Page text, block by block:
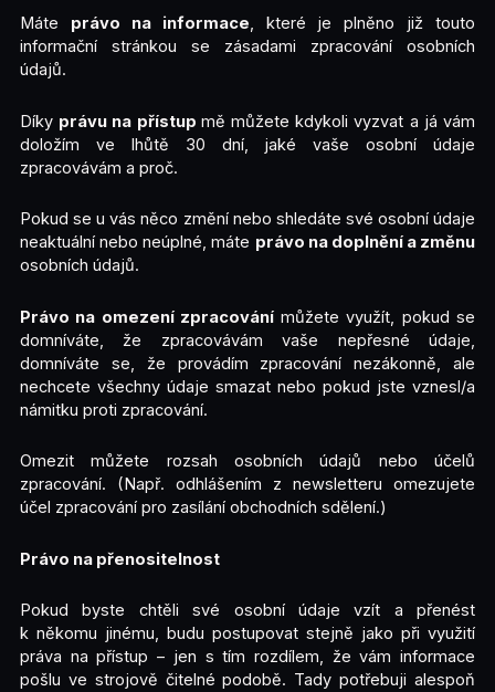
Máte právo na informace, které je plněno již touto
informační stránkou se zásadami zpracování osobních
údajů.
Díky právu na přístup mě můžete kdykoli vyzvat a já vám
doložím ve lhůtě 30 dní, jaké vaše osobní údaje
zpracovávám a proč.
Pokud se u vás něco změní nebo shledáte své osobní údaje
neaktuální nebo neúplné, máte právo na doplnění a změnu
osobních údajů.
Právo na omezení zpracování můžete využít, pokud se
domníváte, že zpracovávám vaše nepřesné údaje,
domníváte se, že provádím zpracování nezákonně, ale
nechcete všechny údaje smazat nebo pokud jste vznesl/a
námitku proti zpracování.
Omezit můžete rozsah osobních údajů nebo účelů
zpracování. (Např. odhlášením z newsletteru omezujete
účel zpracování pro zasílání obchodních sdělení.)
Právo na přenositelnost
Pokud byste chtěli své osobní údaje vzít a přenést
k někomu jinému, budu postupovat stejně jako při využití
práva na přístup – jen s tím rozdílem, že vám informace
pošlu ve strojově čitelné podobě. Tady potřebuji alespoň